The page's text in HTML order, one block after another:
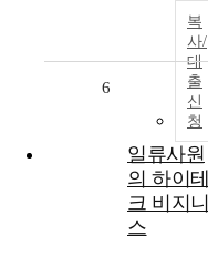
복
사/
대
출
신
청
6
일류사원
의 하이
크 비지
스